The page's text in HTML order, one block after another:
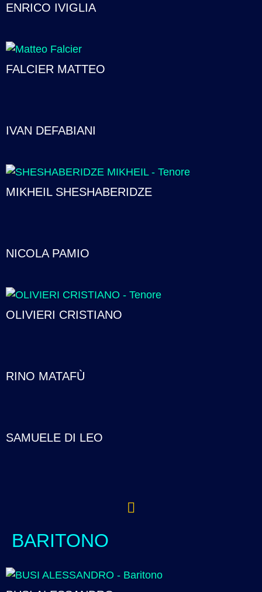
ENRICO IVIGLIA
FALCIER MATTEO
IVAN DEFABIANI
MIKHEIL SHESHABERIDZE
NICOLA PAMIO
OLIVIERI CRISTIANO
RINO MATAFÙ
SAMUELE DI LEO
BARITONO